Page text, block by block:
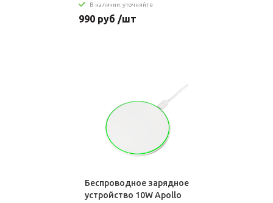
В наличии: уточняйте
990 руб /шт
Беспроводное зарядное
устройство 10W Apollo